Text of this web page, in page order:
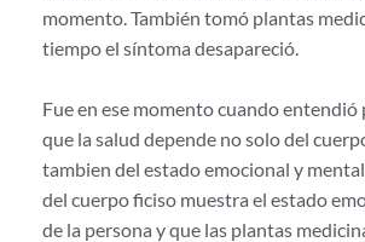
momento. También tomó plantas
tiempo el síntoma desapareció.
Fue en ese momento cuando
que la salud depende no solo del
tambien del estado emocional y
del cuerpo ficiso muestra el estado
de la persona y que las plantas